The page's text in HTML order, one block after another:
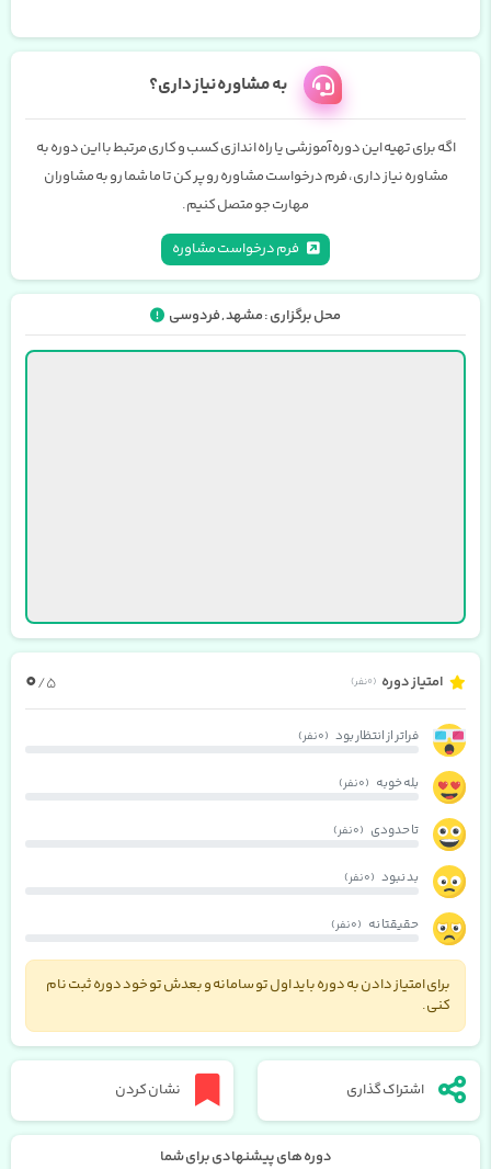
به مشاوره نیاز داری؟
اگه برای تهیه این دوره آموزشی یا راه اندازی کسب و کاری مرتبط با این دوره به
مشاوره نیاز داری، فرم درخواست مشاوره رو پر کن تا ما شما رو به مشاوران
مهارت جو متصل کنیم.
فرم درخواست مشاوره
محل برگزاری : مشهد , فردوسی
امتیاز دوره (0 نفر) 0/5
فراتر از انتظار بود (0 نفر)
بله خوبه (0 نفر)
تا حدودی (0 نفر)
بد نبود (0 نفر)
حقیقتا نه (0 نفر)
برای امتیاز دادن به دوره باید اول تو سامانه و بعدش تو خود دوره ثبت نام
کنی.
اشتراک گذاری نشان کردن
دوره های پیشنهادی برای شما